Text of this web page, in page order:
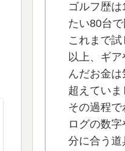
ゴルフ歴
たい80台で
これまで
以上、ギ
んだお金
超えていま
その過程で
ログの数
分に合う道